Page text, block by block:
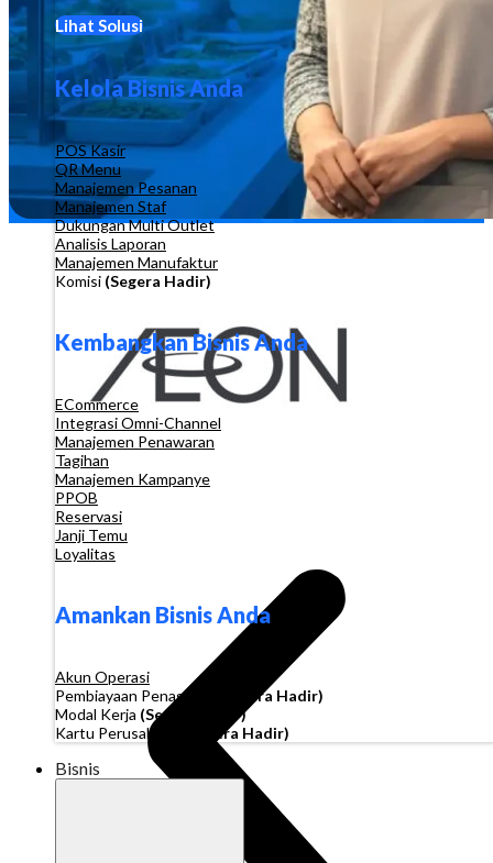
Lihat Solusi
Kelola Bisnis Anda
POS Kasir
QR Menu
Manajemen Pesanan
Manajemen Staf
Dukungan Multi Outlet
Analisis Laporan
Manajemen Manufaktur
Komisi (Segera Hadir)
Kembangkan Bisnis Anda
ECommerce
Integrasi Omni-Channel
Manajemen Penawaran
Tagihan
Manajemen Kampanye
PPOB
Reservasi
Janji Temu
Loyalitas
Amankan Bisnis Anda
Akun Operasi
Pembiayaan Penagihan
(Segera Hadir)
Modal Kerja (Segera Hadir)
Kartu Perusahaan
(Segera Hadir)
Bisnis